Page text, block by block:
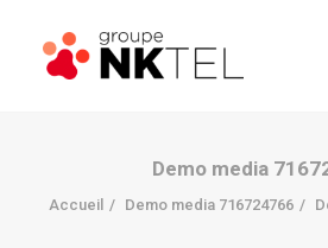
Demo media
Accueil Demo media 716724766